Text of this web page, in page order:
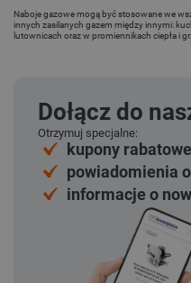
Naboje gazowe mogą być stosowane we
innych zasilanych gazem między innymi:
lutownicach oraz w promiennikach ciepła i
Dołącz do
Otrzymuj specjalne:
kupony
powiadomienia
informacje o